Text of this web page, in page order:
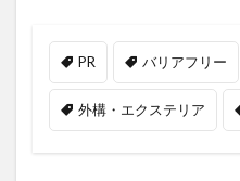
PR バリアフリー
外構・エクステリア